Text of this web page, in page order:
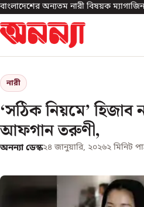
বাংলাদেশের অন্যতম নারী বিষয়ক ম্যাগাজিন
নারী
‘সঠিক নিয়মে’ হিজাব
আফগান তরুণী,
অনন্যা ডেস্ক২৪ জানুয়ারি, ২০২৬২ মিনিট